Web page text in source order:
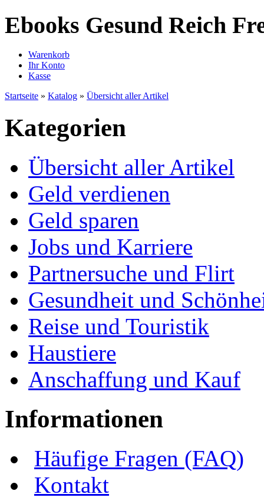
Ebooks Gesund Reich
Warenkorb
Ihr Konto
Kasse
Startseite » Katalog » Übersicht aller Artikel
Kategorien
Übersicht aller Artikel
Geld verdienen
Geld sparen
Jobs und Karriere
Partnersuche und Flirt
Gesundheit und
Reise und Touristik
Haustiere
Anschaffung und Kauf
Informationen
Häufige Fragen (FAQ)
Kontakt